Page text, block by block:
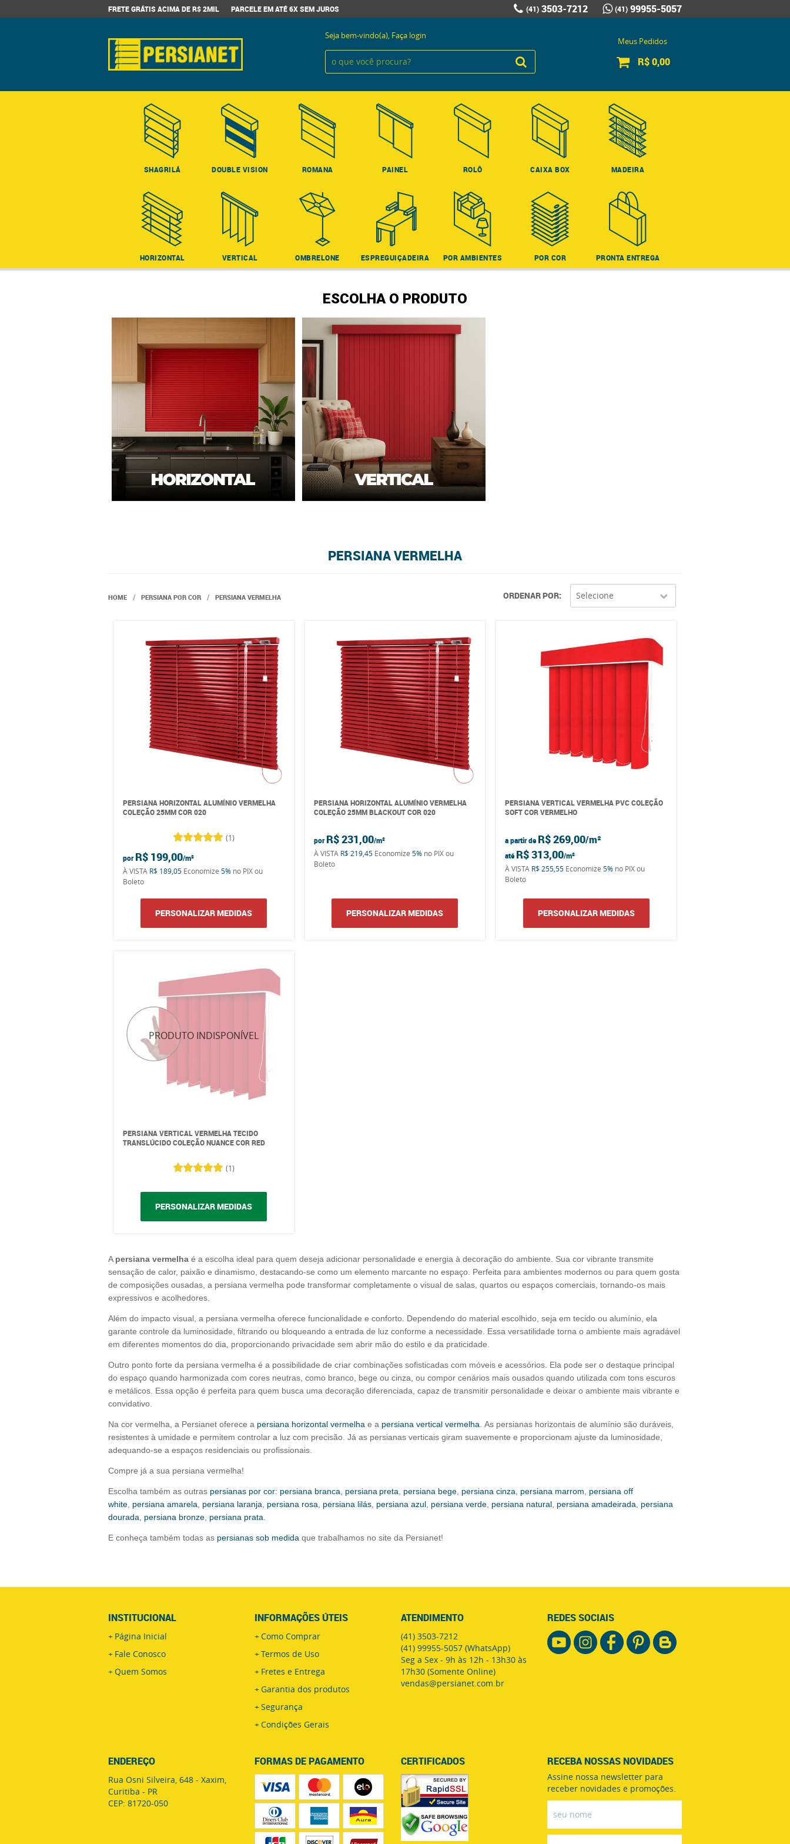
FRETE GRÁTIS ACIMA DE R$ 2MIL PARCELE EM ATÉ 6X SEM JUROS (41) 3503-7212 (41) 99955-5057
Seja bem-vindo(a), Faça login
Meus Pedidos
R$ 0,00
SHAGRILÁ DOUBLE VISION ROMANA PAINEL ROLÔ CAIXA BOX MADEIRA
HORIZONTAL VERTICAL OMBRELONE ESPREGUIÇADEIRA POR AMBIENTES POR COR PRONTA ENTREGA
ESCOLHA O PRODUTO
PERSIANA VERMELHA
HOME PERSIANA POR COR PERSIANA VERMELHA ORDENAR POR Selecione
PERSIANA HORIZONTAL ALUMÍNIO VERMELHA
COLEÇÃO 25MM COR 020
(1)
por R$ 199,00
À VISTA R$ 189,05Economize 5%no PIX ou
Boleto
PERSONALIZAR MEDIDAS
PERSIANA HORIZONTAL ALUMÍNIO VERMELHA
COLEÇÃO 25MM BLACKOUT COR 020
por R$ 231,00
À VISTA R$ 219,45 Economize5% no PIX ou
Boleto
PERSONALIZAR MEDIDAS
PERSIANA VERTICAL VERMELHA PVC COLEÇÃO
SOFT COR VERMELHO
a partir de R$ 269,00
até R$ 313,00
À VISTA R$ 255,55 Economize5% no PIX ou
Boleto
PERSONALIZAR MEDIDAS
PERSIANA VERTICAL VERMELHA TECIDO
TRANSLÚCIDO COLEÇÃO NUANCE COR RED
(1)
PERSONALIZAR MEDIDAS
A persiana vermelha é a escolha ideal para quem deseja adicionar personalidade e energia à decoração do ambiente. Sua cor vibrante transmite
sensação de calor, paixão e dinamismo, destacando-se como um elemento marcante no espaço. Perfeita para ambientes modernos ou para quem gosta
de composições ousadas, a persiana vermelha pode transformar completamente o visual de salas, quartos ou espaços comerciais, tornando-os mais
expressivos e acolhedores.
Além do impacto visual, a persiana vermelha oferece funcionalidade e conforto. Dependendo do material escolhido, seja em tecido ou alumínio, ela
garante controle da luminosidade, filtrando ou bloqueando a entrada de luz conforme a necessidade. Essa versatilidade torna o ambiente mais agradável
em diferentes momentos do dia, proporcionando privacidade sem abrir mão do estilo e da praticidade.
Outro ponto forte da persiana vermelha é a possibilidade de criar combinações sofisticadas com móveis e acessórios. Ela pode ser o destaque principal
do espaço quando harmonizada com cores neutras, como branco, bege ou cinza, ou compor cenários mais ousados quando utilizada com tons escuros
e metálicos. Essa opção é perfeita para quem busca uma decoração diferenciada, capaz de transmitir personalidade e deixar o ambiente mais vibrante e
convidativo.
Na cor vermelha, a Persianet oferece a persiana horizontal vermelha e a persiana vertical vermelha . As persianas horizontais de alumínio são duráveis,
resistentes à umidade e permitem controlar a luz com precisão. Já as persianas verticais giram suavemente e proporcionam ajuste da luminosidade,
adequando-se a espaços residenciais ou profissionais.
Compre já a sua persiana vermelha!
Escolha também as outras persianas por cor: persiana branca persiana preta persiana bege persiana cinza persiana marrom
persiana off
white persiana amarela persiana laranja persiana rosa persiana lilás persiana azul persiana verde persiana natural persiana amadeirada
persiana
dourada
persiana bronze persiana prata
E conheça também todas as persianas sob medida que trabalhamos no site da Persianet!
INSTITUCIONAL
Página Inicial
Fale Conosco
Quem Somos
INFORMAÇÕES ÚTEIS
Como Comprar
Termos de Uso
Fretes e Entrega
Garantia dos produtos
Segurança
Condições Gerais
ATENDIMENTO
(41) 3503-7212
(41) 99955-5057 (WhatsApp)
Seg a Sex - 9h às 12h - 13h30 às
17h30 (Somente Online)
vendas@persianet.com.br
REDES SOCIAIS
ENDEREÇO
Rua Osni Silveira, 648 - Xaxim,
Curitiba - PR
CEP: 81720-050
FORMAS DE PAGAMENTO CERTIFICADOS RECEBA NOSSAS NOVIDADES
Assine nossa newsletter para
receber novidades e promoções.